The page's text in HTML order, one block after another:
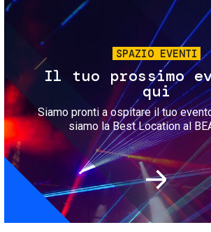
SPAZIO EVENTI
Il tuo prossimo
qui
Siamo pronti a ospitare il tuo
siamo la Best Location al